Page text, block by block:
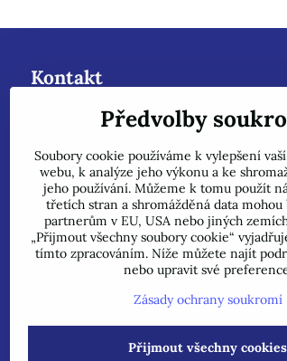
Kontakt
dobazenu.cz - Roman Kanclíř-Rokam
72400 - Ostrava - Nová Bělá - Mitrovice
e-mail :rokam@seznam.cz
tel: 603484628(Prosíme nyní dotazy do
prosíme pouze do mailu, přepošleme
Jsme plátci DPH.
POZOR !!! Jedná se pouze o
Předvolby
Soubory cookie používáme k vylepšení
webu, k analýze jeho výkonu a ke
jeho používání. Můžeme k tomu použít
třetích stran a shromážděná data mohou
partnerům v EU, USA nebo jiných
„Přijmout všechny soubory cookie“
tímto zpracováním. Níže můžete najít
nebo upravit své
Zásady ochrany soukromí
Přijmout všechny cookies